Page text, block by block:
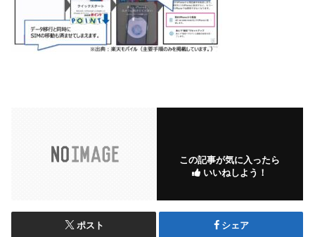
この記事が気に入ったら
いいねしよう！
ポスト シェア